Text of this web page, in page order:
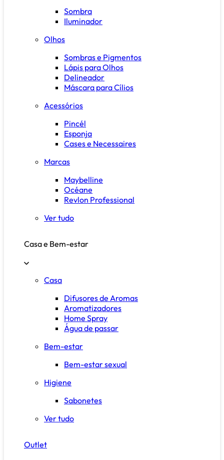
Sombra
Iluminador
Olhos
Sombras e Pigmentos
Lápis para Olhos
Delineador
Máscara para Cílios
Acessórios
Pincél
Esponja
Cases e Necessaires
Marcas
Maybelline
Océane
Revlon Professional
Ver tudo
Casa e Bem-estar
Casa
Difusores de Aromas
Aromatizadores
Home Spray
Água de passar
Bem-estar
Bem-estar sexual
Higiene
Sabonetes
Ver tudo
Outlet